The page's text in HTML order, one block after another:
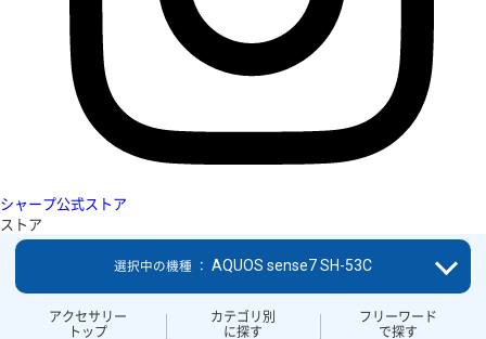
シャープ公式ストア
ストア
アクセサリー
トップ
カテゴリ別
に探す
フリーワード
で探す
選択中の機種 ： AQUOS sense7 SH-53C